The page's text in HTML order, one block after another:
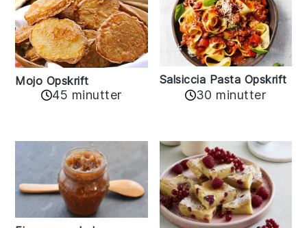
Mojo Opskrift
45 minutter
Salsiccia Pasta Opskrift
30 minutter